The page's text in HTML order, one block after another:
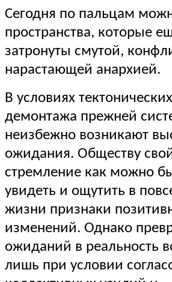
Сегодня по пальцам
пространства, которые
затронуты смутой,
нарастающей анархией.
В условиях
демонтажа прежней
неизбежно возникают
ожидания. Обществу
стремление как можно
увидеть и ощутить в
жизни признаки
изменений. Однако
ожиданий в реальность
лишь при условии